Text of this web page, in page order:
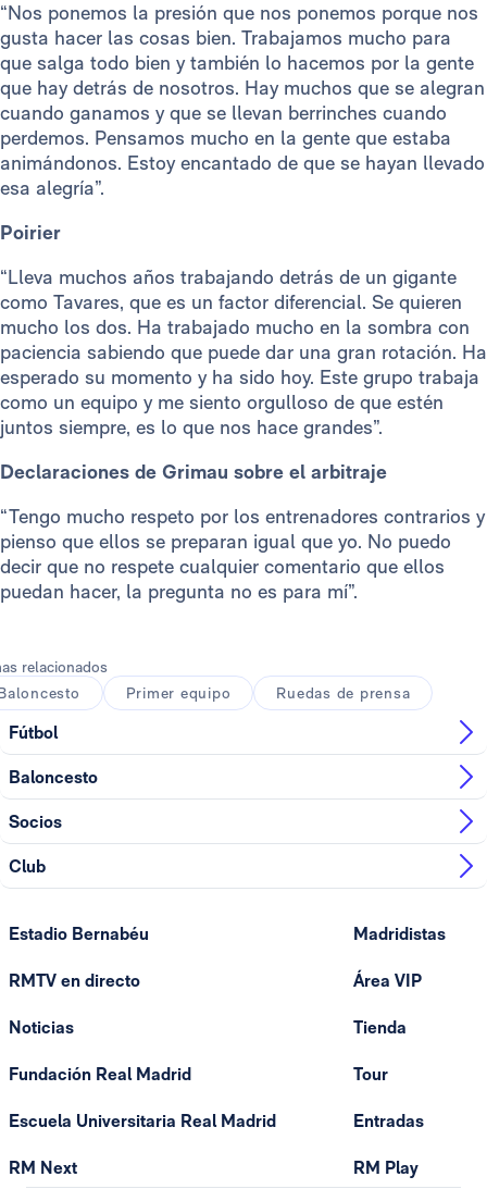
“Nos ponemos la presión que nos ponemos porque nos
gusta hacer las cosas bien. Trabajamos mucho para
que salga todo bien y también lo hacemos por la gente
que hay detrás de nosotros. Hay muchos que se alegran
cuando ganamos y que se llevan berrinches cuando
perdemos. Pensamos mucho en la gente que estaba
animándonos. Estoy encantado de que se hayan llevado
esa alegría”.
Poirier
“Lleva muchos años trabajando detrás de un gigante
como Tavares, que es un factor diferencial. Se quieren
mucho los dos. Ha trabajado mucho en la sombra con
paciencia sabiendo que puede dar una gran rotación. Ha
esperado su momento y ha sido hoy. Este grupo trabaja
como un equipo y me siento orgulloso de que estén
juntos siempre, es lo que nos hace grandes”.
Declaraciones de Grimau sobre el arbitraje
“Tengo mucho respeto por los entrenadores contrarios y
pienso que ellos se preparan igual que yo. No puedo
decir que no respete cualquier comentario que ellos
puedan hacer, la pregunta no es para mí”.
relacionados
Primer equipo Ruedas de prensa
Fútbol
Baloncesto
Socios
Club
Estadio Bernabéu
RMTV en directo
Noticias
Fundación Real Madrid
Escuela Universitaria Real Madrid
RM Next
Madridistas
Área VIP
Tienda
Tour
Entradas
RM Play